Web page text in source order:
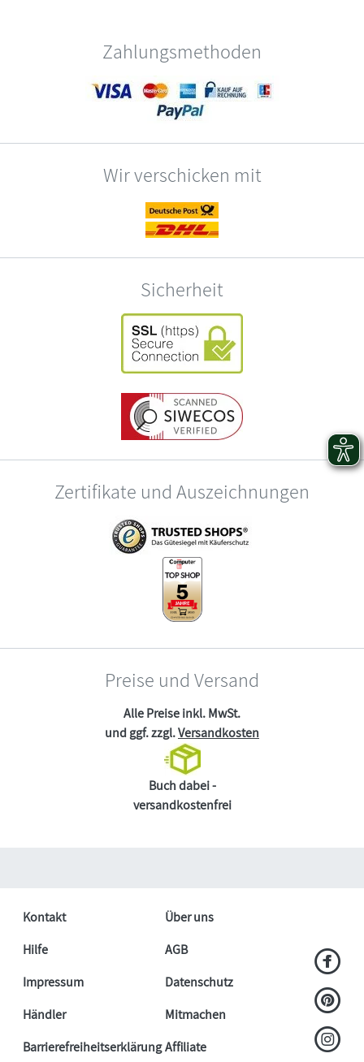
Zahlungsmethoden
Wir verschicken mit
Sicherheit
Zertifikate und Auszeichnungen
Preise und Versand
Alle Preise inkl. MwSt.
und ggf. zzgl.Versandkosten
Buch dabei -
versandkostenfrei
Kontakt
Über uns
Hilfe
AGB
Impressum
Datenschutz
Händler
Mitmachen
BarrierefreiheitserklärungAffiliate